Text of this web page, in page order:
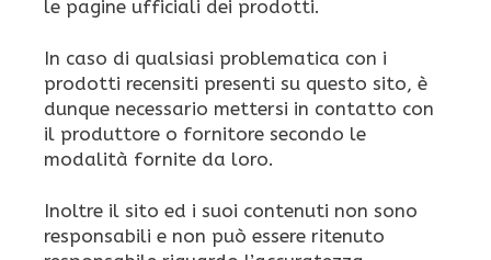
le pagine ufficiali dei prodotti.
In caso di qualsiasi problematica con i
prodotti recensiti presenti su questo sito, è
dunque necessario mettersi in contatto con
il produttore o fornitore secondo le
modalità fornite da loro.
Inoltre il sito ed i suoi contenuti non sono
responsabili e non può essere ritenuto